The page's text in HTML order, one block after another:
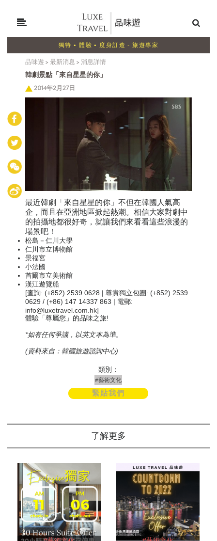
獨特 • 體驗 • 度身訂造 - 旅遊專家
品味遊 >最新消息 >消息詳情
韓劇景點「來自星星的你」
2014年2月27日
最近韓劇「來自星星的你」不但在韓國人氣高
企，而且在亞洲地區掀起熱潮。相信大家對劇中
的拍攝地都很好奇，就讓我們來看看這些浪漫的
場景吧！
松島－仁川大學
仁川市立博物館
景福宮
小法國
首爾市立美術館
漢江遊覽船
[查詢: (+852) 2539 0628 | 尊貴獨立包團: (+852) 2539
0629 / (+86) 147 14337 863 | 電郵:
info@luxetravel.com.hk]
體驗「尊屬您」的品味之旅!
*如有任何爭議，以英文本為準。
(資料來自：韓國旅遊諮詢中心)
類別：
#藝術文化
緊貼我們
了解更多